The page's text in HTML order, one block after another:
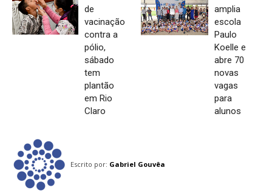
de
vacinação
contra a
pólio,
sábado
tem
plantão
em Rio
Claro
amplia
escola
Paulo
Koelle e
abre 70
novas
vagas
para
alunos
Escrito por: Gabriel Gouvêa